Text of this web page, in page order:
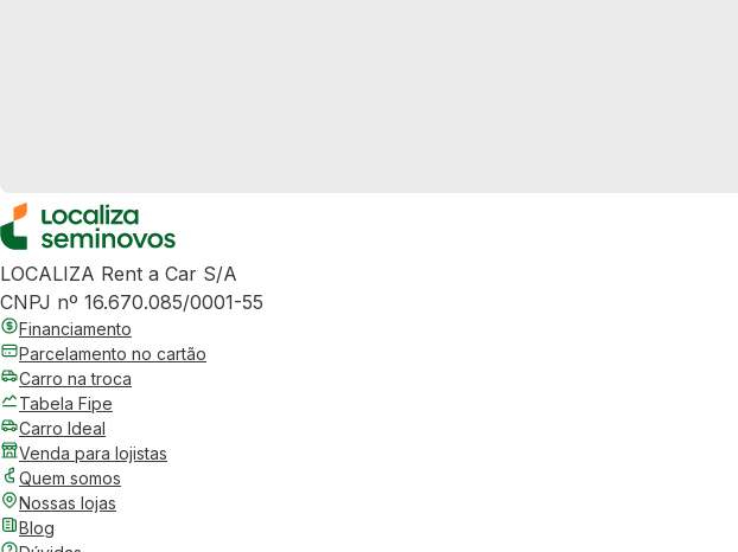
LOCALIZA Rent a Car S/A
CNPJ nº 16.670.085/0001-55
Financiamento
Parcelamento no cartão
Carro na troca
Tabela Fipe
Carro Ideal
Venda para lojistas
Quem somos
Nossas lojas
Blog